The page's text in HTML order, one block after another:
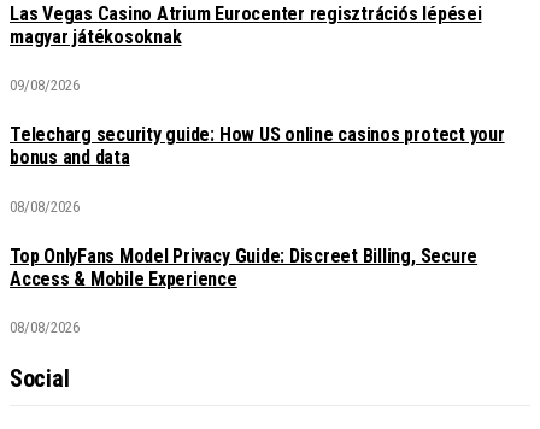
Las Vegas Casino Atrium Eurocenter regisztrációs lépései
magyar játékosoknak
09/08/2026
Telecharg security guide: How US online casinos protect your
bonus and data
08/08/2026
Top OnlyFans Model Privacy Guide: Discreet Billing, Secure
Access & Mobile Experience
08/08/2026
Social